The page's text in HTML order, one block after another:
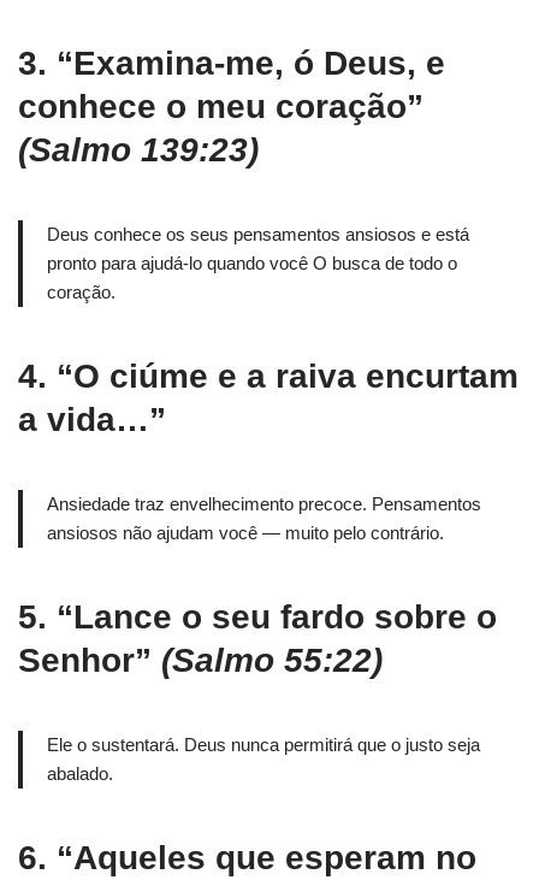
3. “Examina-me, ó Deus, e
conhece o meu coração”
(Salmo 139:23)
Deus conhece os seus pensamentos ansiosos e está
pronto para ajudá-lo quando você O busca de todo o
coração.
4. “O ciúme e a raiva encurtam
a vida…”
Ansiedade traz envelhecimento precoce. Pensamentos
ansiosos não ajudam você — muito pelo contrário.
5. “Lance o seu fardo sobre o
Senhor” (Salmo 55:22)
Ele o sustentará. Deus nunca permitirá que o justo seja
abalado.
6. “Aqueles que esperam no